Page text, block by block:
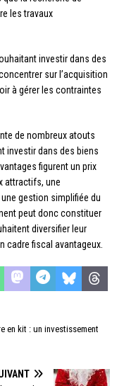
les travaux
investir dans des
sur l’acquisition
à gérer les contraintes
de nombreux atouts
investir dans des biens
figurent un prix
attractifs, une
gestion simplifiée du
peut donc constituer
diversifier leur
cadre fiscal avantageux.
en kit : un investissement